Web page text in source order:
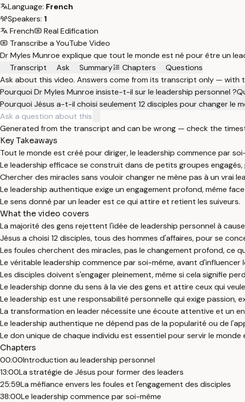
Language: French
Speakers: 1
French
Real Edification
Transcribe a YouTube Video
Dr Myles Munroe explique que tout le monde est né pour être un
Transcript
Ask Summary Chapters
Questions
Ask about this video. Answers come from its transcript only — with
Pourquoi Dr Myles Munroe insiste-t-il sur le leadership personnel ?
Pourquoi Jésus a-t-il choisi seulement 12 disciples pour changer le
Generated from the transcript and can be wrong — check the
Key Takeaways
Tout le monde est créé pour diriger, le leadership commence par
Le leadership efficace se construit dans de petits groupes engagés,
Chercher des miracles sans vouloir changer ne mène pas à un vrai
Le leadership authentique exige un engagement profond, même
Le sens donné par un leader est ce qui attire et retient les suiveurs.
What the video covers
La majorité des gens rejettent l'idée de leadership personnel à
Jésus a choisi 12 disciples, tous des hommes d'affaires, pour se
Les foules cherchent des miracles, pas le changement profond, ce
Le véritable leadership commence par soi-même, avant d'influencer
Les disciples doivent s'engager pleinement, même si cela signifie
Le leadership donne du sens à la vie des gens et attire ceux qui
Le leadership est une responsabilité personnelle qui exige passion,
La transformation en leader nécessite une écoute attentive et un
Le leadership authentique ne dépend pas de la popularité ou de
Le don unique de chaque individu est essentiel pour servir le
Chapters
00:00Introduction au leadership personnel
13:00La stratégie de Jésus pour former des leaders
25:59La méfiance envers les foules et l'engagement des disciples
38:00Le leadership commence par soi-même